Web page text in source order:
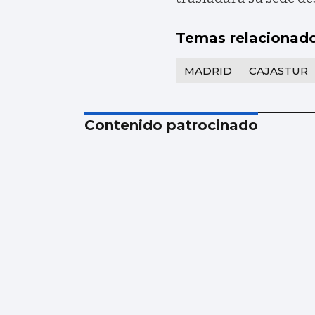
Temas
MADRID CAJASTUR
Contenido patrocinado